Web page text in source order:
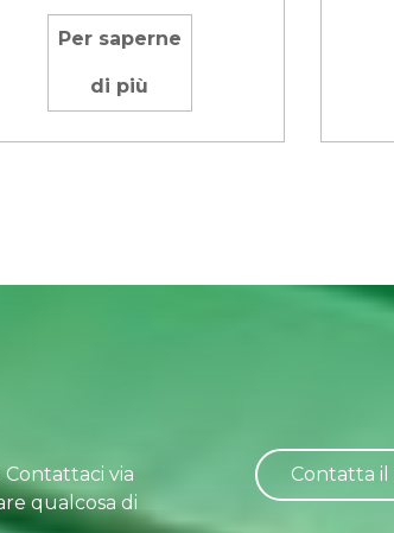
Per saperne
di più
via
qualcosa di
Contatta